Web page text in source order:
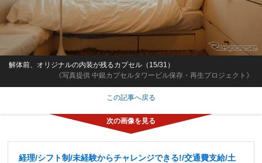
《写真提供 中銀カプセルタワービル保存・再生プロジェクト》
解体前、オリジナルの内装が残るカプセル（15/31）
この記事へ戻る
経理/シフト制/未経験からチャレンジできる!/交通費支給/土